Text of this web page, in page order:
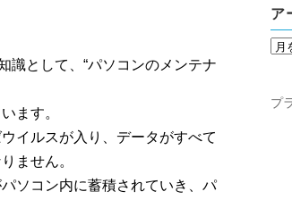
識として、“パソコンのメンテナ
ます。
イルスが入り、データがすべて
ません。
ソコン内に蓄積されていき、パ
ア
プ